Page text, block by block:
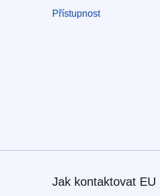
Přístupnost
Jak kontaktovat EU